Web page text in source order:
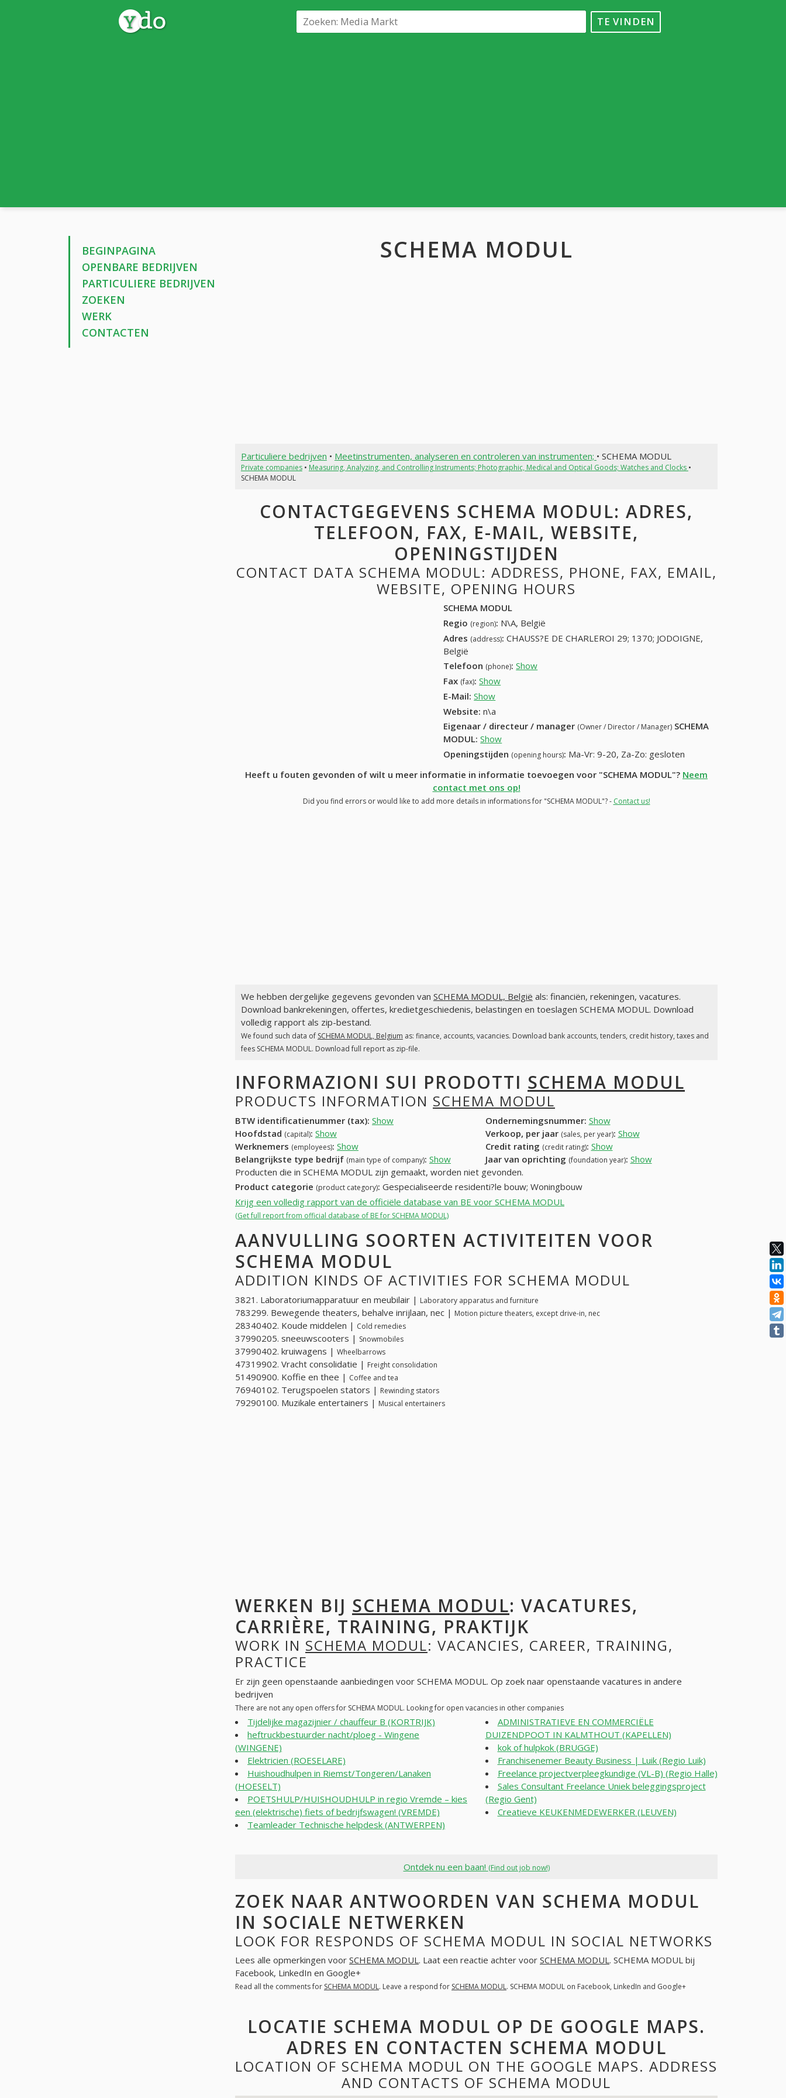
TE VINDEN
BEGINPAGINA
OPENBARE BEDRIJVEN
PARTICULIERE BEDRIJVEN
ZOEKEN
WERK
CONTACTEN
SCHEMA MODUL
Particuliere bedrijven • Meetinstrumenten, analyseren en controleren van instrumenten; • SCHEMA MODUL
Private companies• Measuring, Analyzing, and Controlling Instruments; Photographic, Medical and Optical Goods; Watches and Clocks •
SCHEMA MODUL
CONTACTGEGEVENS SCHEMA MODUL: ADRES,
TELEFOON, FAX, E-MAIL, WEBSITE,
OPENINGSTIJDEN
CONTACT DATA SCHEMA MODUL: ADDRESS, PHONE, FAX, EMAIL,
WEBSITE, OPENING HOURS
SCHEMA MODUL
Regio (region): N\A, België
Adres (address): CHAUSS?E DE CHARLEROI 29; 1370; JODOIGNE,
België
Telefoon (phone): Show
Fax (fax): Show
E-Mail: Show
Website: n\a
Eigenaar / directeur / manager (Owner / Director / Manager) SCHEMA
MODUL: Show
Openingstijden (opening hours): Ma-Vr: 9-20, Za-Zo: gesloten
Heeft u fouten gevonden of wilt u meer informatie in informatie toevoegen voor "SCHEMA MODUL"? Neem
contact met ons op!
Did you find errors or would like to add more details in informations for "SCHEMA MODUL"? - Contact us!
We hebben dergelijke gegevens gevonden van SCHEMA MODUL, België als: financiën, rekeningen, vacatures.
Download bankrekeningen, offertes, kredietgeschiedenis, belastingen en toeslagen SCHEMA MODUL. Download
volledig rapport als zip-bestand.
We found such data of SCHEMA MODUL, Belgium as: finance, accounts, vacancies. Download bank accounts, tenders, credit history, taxes and
fees SCHEMA MODUL. Download full report as zip-file.
INFORMAZIONI SUI PRODOTTI SCHEMA MODUL
PRODUCTS INFORMATION SCHEMA MODUL
BTW identificatienummer (tax): Show Ondernemingsnummer: Show
Hoofdstad (capital): Show Verkoop, per jaar (sales, per year): Show
Werknemers (employees): Show Credit rating (credit rating): Show
Belangrijkste type bedrijf (main type of company): Show Jaar van oprichting (foundation year): Show
Producten die in SCHEMA MODUL zijn gemaakt, worden niet gevonden.
Product categorie (product category): Gespecialiseerde residenti?le bouw; Woningbouw
Krijg een volledig rapport van de officiële database van BE voor SCHEMA MODUL
(Get full report from official database of BE for SCHEMA MODUL)
AANVULLING SOORTEN ACTIVITEITEN VOOR
SCHEMA MODUL
ADDITION KINDS OF ACTIVITIES FOR SCHEMA MODUL
3821. Laboratoriumapparatuur en meubilair | Laboratory apparatus and furniture
783299. Bewegende theaters, behalve inrijlaan, nec | Motion picture theaters, except drive-in, nec
28340402. Koude middelen | Cold remedies
37990205. sneeuwscooters | Snowmobiles
37990402. kruiwagens | Wheelbarrows
47319902. Vracht consolidatie | Freight consolidation
51490900. Koffie en thee | Coffee and tea
76940102. Terugspoelen stators | Rewinding stators
79290100. Muzikale entertainers | Musical entertainers
WERKEN BIJ SCHEMA MODUL: VACATURES,
CARRIÈRE, TRAINING, PRAKTIJK
WORK IN SCHEMA MODUL: VACANCIES, CAREER, TRAINING,
PRACTICE
Er zijn geen openstaande aanbiedingen voor SCHEMA MODUL. Op zoek naar openstaande vacatures in andere
bedrijven
There are not any open offers for SCHEMA MODUL. Looking for open vacancies in other companies
Tijdelijke magazijnier / chauffeur B (KORTRIJK)
heftruckbestuurder nacht/ploeg - Wingene
(WINGENE)
Elektricien (ROESELARE)
Huishoudhulpen in Riemst/Tongeren/Lanaken
(HOESELT)
POETSHULP/HUISHOUDHULP in regio Vremde – kies
een (elektrische) fiets of bedrijfswagen! (VREMDE)
Teamleader Technische helpdesk (ANTWERPEN)
ADMINISTRATIEVE EN COMMERCIËLE
DUIZENDPOOT IN KALMTHOUT (KAPELLEN)
kok of hulpkok (BRUGGE)
Franchisenemer Beauty Business | Luik (Regio Luik)
Freelance projectverpleegkundige (VL-B) (Regio Halle)
Sales Consultant Freelance Uniek beleggingsproject
(Regio Gent)
Creatieve KEUKENMEDEWERKER (LEUVEN)
Ontdek nu een baan! (Find out job now!)
ZOEK NAAR ANTWOORDEN VAN SCHEMA MODUL
IN SOCIALE NETWERKEN
LOOK FOR RESPONDS OF SCHEMA MODUL IN SOCIAL NETWORKS
Lees alle opmerkingen voor SCHEMA MODUL. Laat een reactie achter voor SCHEMA MODUL. SCHEMA MODUL bij
Facebook, LinkedIn en Google+
Read all the comments for SCHEMA MODUL. Leave a respond for SCHEMA MODUL. SCHEMA MODUL on Facebook, LinkedIn and Google+
LOCATIE SCHEMA MODUL OP DE GOOGLE MAPS.
ADRES EN CONTACTEN SCHEMA MODUL
LOCATION OF SCHEMA MODUL ON THE GOOGLE MAPS. ADDRESS
AND CONTACTS OF SCHEMA MODUL